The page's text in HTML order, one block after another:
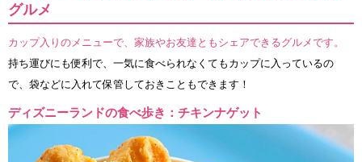
グルメ
カップ入りのメニューで、家族やお友達ともシェアできるグルメです。
持ち運びにも便利で、一気に食べられなくてもカップに入っているの
で、袋などに入れて保管しておきこともできます！
ディズニーランドの食べ歩き：チキンナゲット